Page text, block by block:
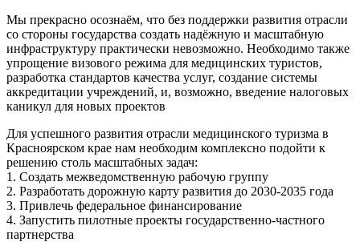
Мы прекрасно осознаём, что без поддержки развития отрасли
со стороны государства создать надёжную и масштабную
инфраструктуру практически невозможно. Необходимо также
упрощение визового режима для медицинских туристов,
разработка стандартов качества услуг, создание системы
аккредитации учреждений, и, возможно, введение налоговых
каникул для новых проектов
Для успешного развития отрасли медицинского туризма в
Красноярском крае нам необходим комплексно подойти к
решению столь масштабных задач:
1. Создать межведомственную рабочую группу
2. Разработать дорожную карту развития до 2030-2035 года
3. Привлечь федеральное финансирование
4. Запустить пилотные проекты государственно-частного
партнерства